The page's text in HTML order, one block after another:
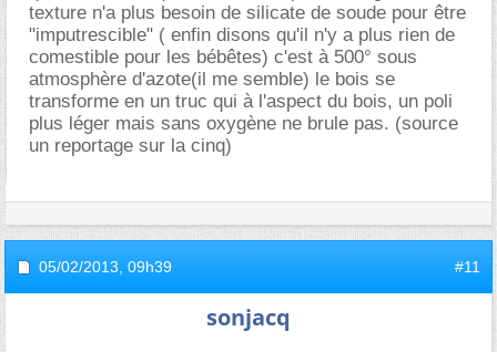
texture n'a plus besoin de silicate de soude pour être
"imputrescible" ( enfin disons qu'il n'y a plus rien de
comestible pour les bébêtes) c'est à 500° sous
atmosphère d'azote(il me semble) le bois se
transforme en un truc qui à l'aspect du bois, un poli
plus léger mais sans oxygène ne brule pas. (source
un reportage sur la cinq)
05/02/2013, 09h39 #11
sonjacq